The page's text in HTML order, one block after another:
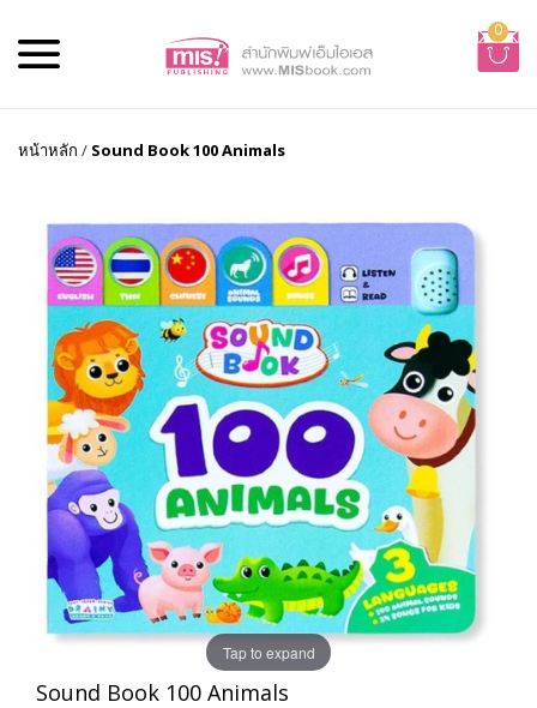
0
หน้าหลัก / Sound Book 100 Animals
Tap to expand
Sound Book 100 Animals